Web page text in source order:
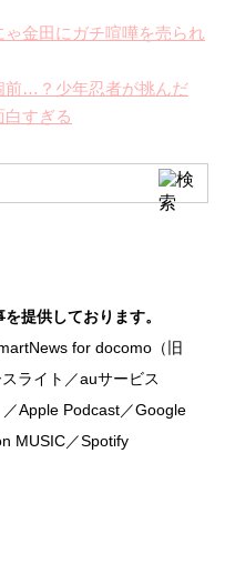
ゃ金田にガチ喧嘩を売られ
前…？少年忍者が挑んだ
白すぎる
提供しております。
for docomo（旧
ライト／auサービス
Apple Podcast／Google
MUSIC／Spotify